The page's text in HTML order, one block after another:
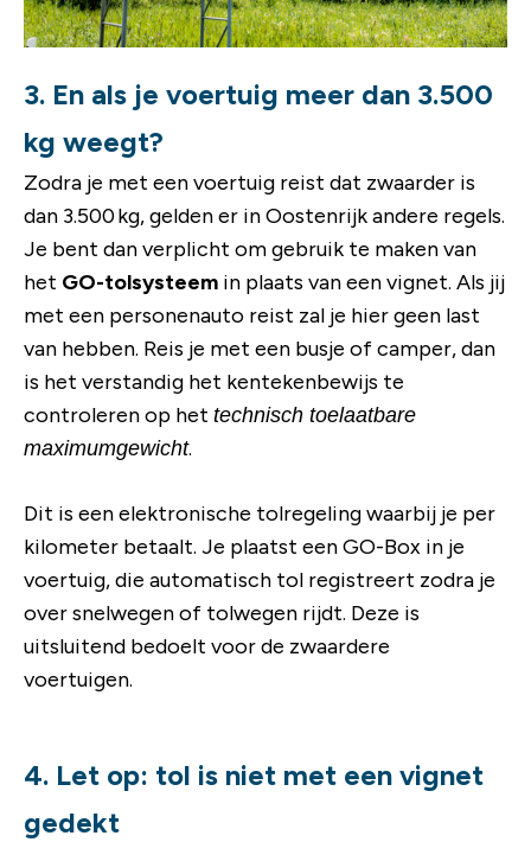
3. En als je voertuig meer dan 3.500
kg weegt?
Zodra je met een voertuig reist dat zwaarder is
dan 3.500 kg, gelden er in Oostenrijk andere regels.
Je bent dan verplicht om gebruik te maken van
het GO-tol­systeem in plaats van een vignet. Als jij
met een personenauto reist zal je hier geen last
van hebben. Reis je met een busje of camper, dan
is het verstandig het kentekenbewijs te
controleren op het technisch toelaatbare
maximumgewicht.
Dit is een elektronische tolregeling waarbij je per
kilometer betaalt. Je plaatst een GO-Box in je
voertuig, die automatisch tol registreert zodra je
over snelwegen of tolwegen rijdt. Deze is
uitsluitend bedoelt voor de zwaardere
voertuigen.
4. Let op: tol is niet met een vignet
gedekt